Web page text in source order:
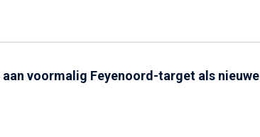
aan voormalig Feyenoord-target als nieuwe